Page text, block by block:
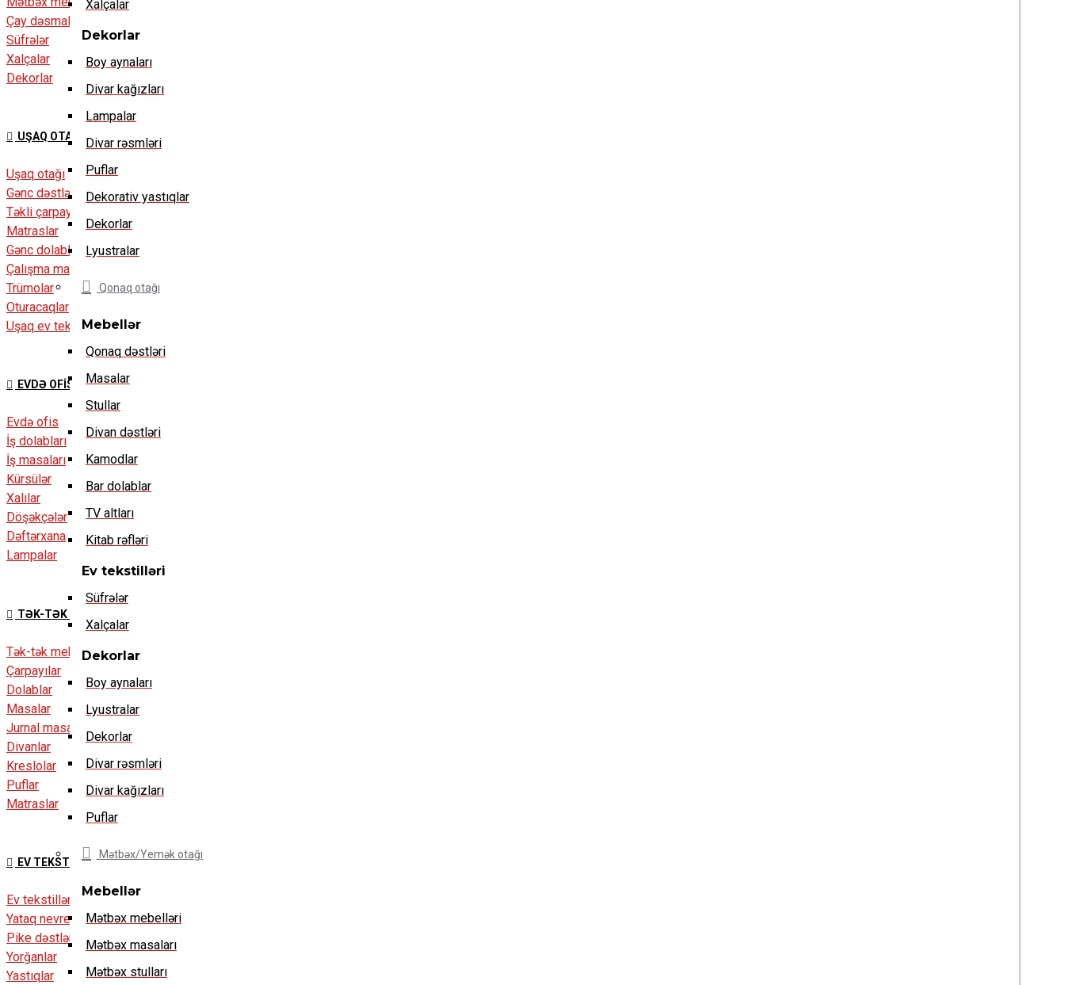
Xalçalar
Dekorlar
Boy aynaları
Divar kağızları
Lampalar
Divar rəsmləri
Puflar
Dekorativ yastıqlar
Dekorlar
Lyustralar
Qonaq otağı
Mebellər
Qonaq dəstləri
Masalar
Stullar
Divan dəstləri
Kamodlar
Bar dolablar
TV altları
Kitab rəfləri
Ev tekstilləri
Süfrələr
Xalçalar
Dekorlar
Boy aynaları
Lyustralar
Dekorlar
Divar rəsmləri
Divar kağızları
Puflar
Mətbəx/Yemək otağı
Mebellər
Mətbəx mebelləri
Mətbəx masaları
Mətbəx stulları
Çay dəsmalları
Süfrələr
Xalçalar
Dekorlar
UŞAQ OTAĞI
Uşaq otağı
Gənc dəstləri
Təkli çarpayılar
Matraslar
Gənc dolablar
Çalışma masaları
Trümolar
Oturacaqlar
Uşaq ev tekstilləri
EVDƏ OFIS
Evdə ofis
İş dolabları
İş masaları
Kürsülər
Xalılar
Döşəkçələr
Dəftərxana
Lampalar
TƏK-TƏK MEBELLƏR
Tək-tək mebellər
Çarpayılar
Dolablar
Masalar
Jurnal masalar
Divanlar
Kreslolar
Puflar
Matraslar
EV TEKSTILLƏRI
Ev tekstilləri
Yataq nevresim dəstləri
Pike dəstləri
Yorğanlar
Yastıqlar